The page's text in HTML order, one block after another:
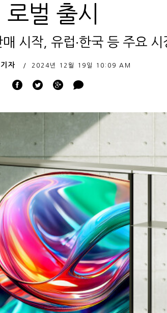
로벌 출시
시작, 유럽∙한국 등 주요
자 2024년 12월 19일 10:09 AM